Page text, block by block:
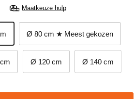
Maatkeuze hulp
Ø 80 cm ★ Meest gekozen
Ø 120 cm Ø 140 cm